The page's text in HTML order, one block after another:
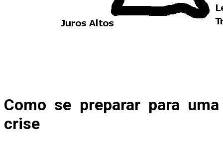
Como se preparar para uma
crise